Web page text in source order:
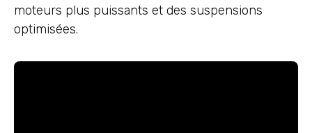
moteurs plus puissants et des suspensions
optimisées.